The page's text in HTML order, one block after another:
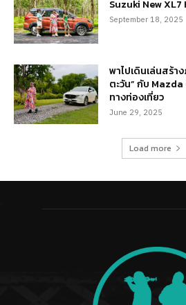
Suzuki New
September 18, 2025
พาไปเดินเล่นสร้
ตะวัน” กับ
ทางท่องเที่ยว
June 29, 2025
Load more